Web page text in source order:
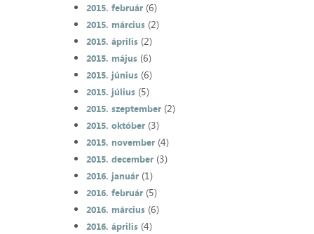
2015. február(6)
2015. március(2)
2015. április(2)
2015. május(6)
2015. június(6)
2015. július(5)
2015. szeptember(2)
2015. október(3)
2015. november(4)
2015. december(3)
2016. január(1)
2016. február(5)
2016. március(6)
2016. április(4)